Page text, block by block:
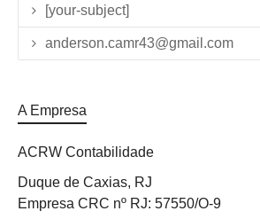
[your-subject]
anderson.camr43@gmail.com
A Empresa
ACRW Contabilidade
Duque de Caxias, RJ
Empresa CRC nº RJ: 57550/O-9